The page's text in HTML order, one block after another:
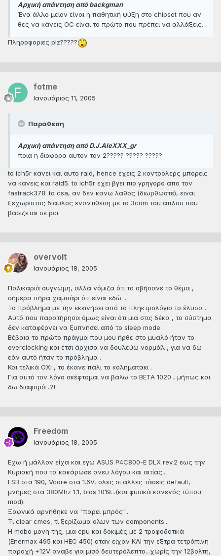
Αρχική απάντηση από backgman
Ένα άλλο μείον είναι η παθητική ψύξη στο chipset που αν
θες να κάνεις OC είναι το πρώτο που πρέπει να αλλάξεις.
Πληροφοριες plz?????
fotme
Ιανουάριος 11, 2005
Παράθεση
Αρχική απάντηση από D.J.AleXXX_gr
ποια η διαφορα αυτον τον 2????? ????? ?????
to ich5r κανει και αυτο raid, hence εχεις 2 κοντρολερς μπορεις
να κανεις και raid5. to ich5r εχει βγει πιο γρηγορο απο τον
fastrack378. to csa, αν δεν κανω λαθος (διωρθωστε), ειναι
ξεχωριστος διαυλος εναντιθεση με το 3com του απλου που
βασιζεται σε pci.
overvolt
Ιανουάριος 18, 2005
Παλικαριά συγνώμη, αλλά νόμιζα ότι το σβήσανε το θέμα ,
σήμερα πήρα χαμπάρι ότι είναι εδώ ..
Το πρόβλημα με την εκκινήσει από το πληκτρολόγιο το έλυσα .
Αυτό που παρατήρησα όμως είναι ότι μια στις δέκα , το σύστημα
δεν καταφέρνει να ξυπνήσει από το sleep mode .
Βέβαια το πρώτο πράγμα που μου ήρθε στο μυαλό ήταν το
overclocking και έτσι άρχισα να δουλεύω νορμάλ , για να δω
εάν αυτό ήταν το πρόβλημα .
Και τελικά ΟΧΙ , το έκανε πάλι το κοληματακι .
Για αυτό τον λόγο σκέφτομαι να βάλω το ΒΕΤΑ 1020 , μήπως και
δω διαφορά ..?!
Freedom
Ιανουάριος 18, 2005
Εχω ή μάλλον είχα και εγώ ASUS P4C800-E DLX rev.2 εως την
Κυριακή που τα κακάρωσε ανευ λόγου και αιτίας...
FSB στα 190, Vcore στα 1.6V, ολες οι άλλες τάσεις default,
μνήμες στα 380Mhz 1:1, bios 1019...(και φυσικά κανενός τύπου
mod).
Ξαφνικά αρνήθηκε να "παρει μπρός"...
Τι clear cmos, τί ξερίζωμα ολων των components...
Η mobo μονη της, μια cpu και δοκιμές με 2 τροφοδοτικά
(Enermax 495 και HEC 450) οταν είχαν ΚΑΙ την εξτρα τετράπινη
παροχή +12V αναβε για μισό δευτερόλεπτο...χωρίς την 12βολτη,